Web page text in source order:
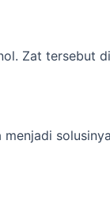
Zat tersebut